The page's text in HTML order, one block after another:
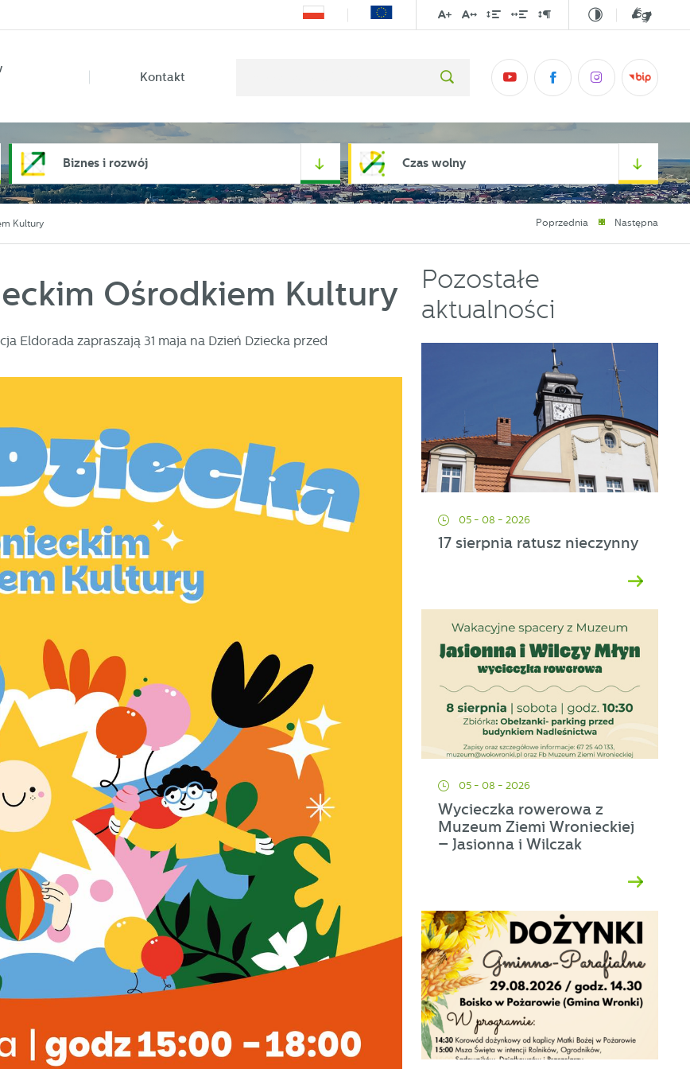
Kontakt
Biznes i rozwój Czas wolny
Kultury Poprzednia Następna
Ośrodkiem Kultury
Eldorada zapraszają 31 maja na Dzień Dziecka przed
Pozostałe
aktualności
05 - 08 - 2026
17 sierpnia ratusz nieczynny
05 - 08 - 2026
Wycieczka rowerowa z
Muzeum Ziemi Wronieckiej
– Jasionna i Wilczak
Twoją prywatność. Możesz zmienić ustawienia cookies lub zaakceptować
W dowolnym momencie możesz dokonać zmiany swoich ustawień.
pliki cookies służą do prawidłowego funkcjonowania strony internetowej
Twoich ustawień preferencji prywatności, logowania czy wypełniania
Dzięki plikom cookies strona, z której korzystasz, może działać bez